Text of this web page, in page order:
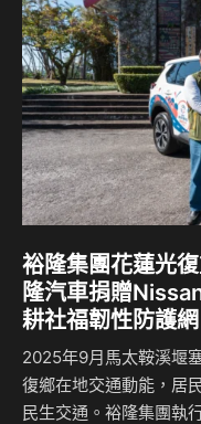
2025年車市受關稅與貨
台，展望2026年，隨著
全年車市可望回溫，較
裕隆集團花蓮光
隆汽車捐贈
耕社福韌性防護網
2025年9月馬太鞍溪堰
復鄉在地交通動能，居
民生交通。裕隆集團執